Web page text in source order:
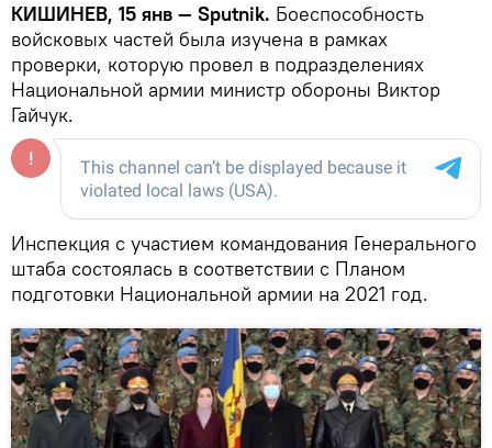
КИШИНЕВ, 15 янв — Sputnik. Боеспособность
войсковых частей была изучена в рамках
проверки, которую провел в подразделениях
Национальной армии министр обороны Виктор
Гайчук.
Инспекция с участием командования Генерального
штаба состоялась в соответствии с Планом
подготовки Национальной армии на 2021 год.